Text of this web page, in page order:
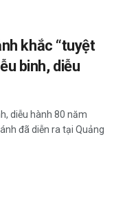
khắc “tuyệt
binh, diễu
diễu hành 80 năm
đã diễn ra tại Quảng